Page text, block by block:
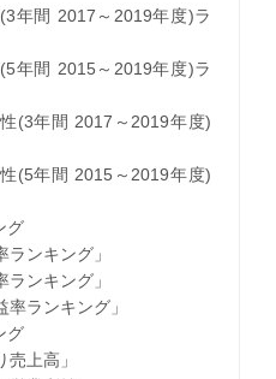
間 2017～2019年度)ラ
間 2015～2019年度)ラ
年間 2017～2019年度)
年間 2015～2019年度)
グ
ンキング」
ンキング」
ランキング」
グ
上高」